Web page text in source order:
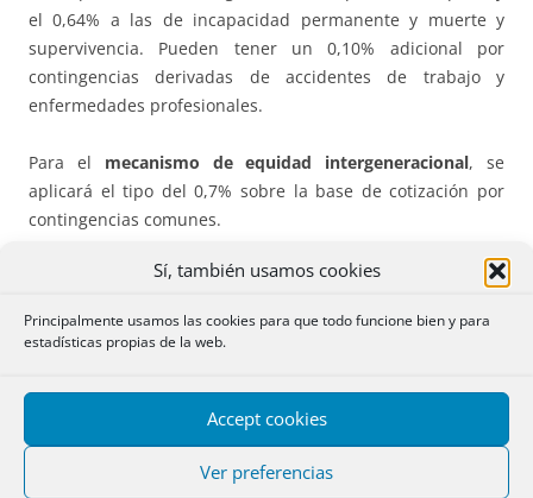
Sí, también usamos cookies
Principalmente usamos las cookies para que todo funcione bien y para
estadísticas propias de la web.
Accept cookies
Ver preferencias
el 0,64% a las de incapacidad permanente y muerte y
supervivencia. Pueden tener un 0,10% adicional por
contingencias derivadas de accidentes de trabajo y
enfermedades profesionales.
Para el mecanismo de equidad intergeneracional, se
aplicará el tipo del 0,7% sobre la base de cotización por
contingencias comunes.
más contenidoen el propioart. 16(que trata de casos
(trabajadores agrarios, marinos e industria del carbón).
En elartículo 35se encuentran las bases y tipos de
formación profesional
actividad, y durante la situación deincapacidad
transcurridos sesenta días.